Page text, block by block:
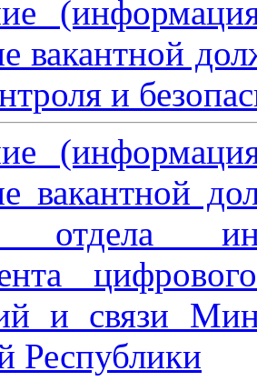
вакантной
и
вакантной
отдела
и связи
Республики